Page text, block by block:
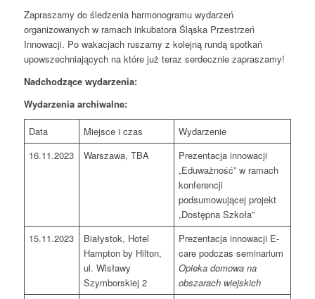
Zapraszamy do śledzenia harmonogramu wydarzeń
organizowanych w ramach inkubatora Śląska Przestrzeń
Innowacji. Po wakacjach ruszamy z kolejną rundą spotkań
upowszechniających na które już teraz serdecznie zapraszamy!
Nadchodzące wydarzenia:
Wydarzenia archiwalne:
Data Miejsce i czas
Wydarzenie
16.11.2023
Warszawa, TBA
Prezentacja innowacji
„Eduważność” w ramach
konferencji
podsumowującej projekt
„Dostępna Szkoła”
15.11.2023
Białystok, Hotel
Hampton by Hilton,
ul. Wisławy
Szymborskiej 2
Prezentacja innowacji E-
care podczas seminarium
Opieka domowa na
obszarach wiejskich